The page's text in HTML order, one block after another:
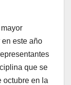
este año
que se
octubre en la